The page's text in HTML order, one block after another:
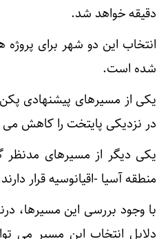
دقیقه خواهد شد.
انتخاب این دو شهر برای
شده است.
یکی از مسیرهای پیشنهادی
در نزدیکی پایتخت را کاهش می
یکی دیگر از مسیرهای
منطقه آسیا -اقیانوسیه قرار
با وجود بررسی این مسیرها،
دلایل انتخاب این مسیر می